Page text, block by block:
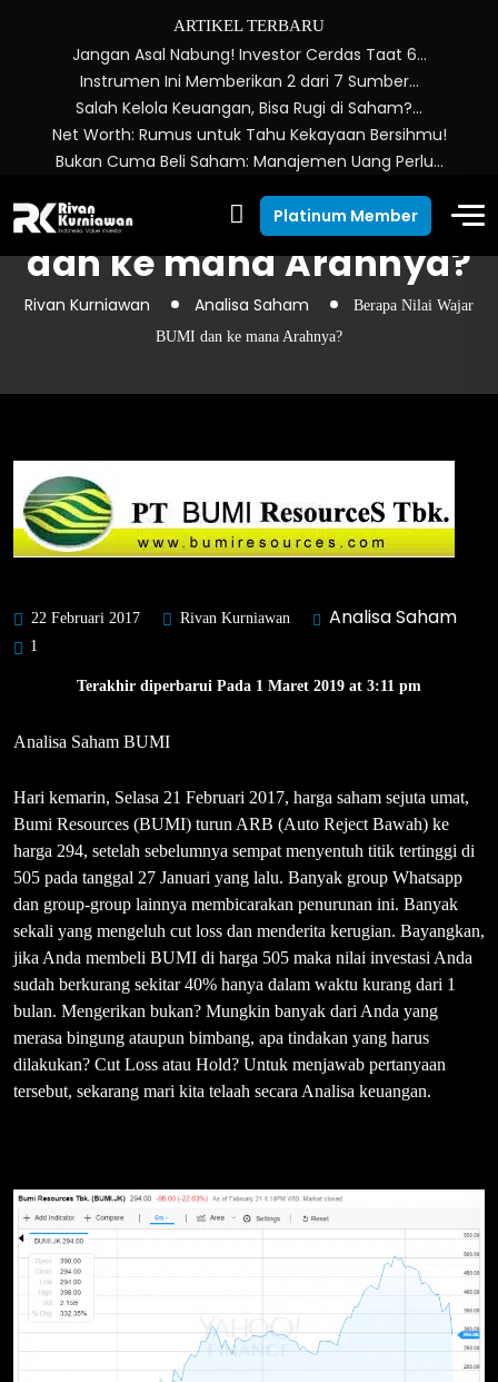
ARTIKEL TERBARU
Jangan Asal Nabung! Investor Cerdas Taat 6…
Instrumen Ini Memberikan 2 dari 7 Sumber…
Salah Kelola Keuangan, Bisa Rugi di Saham?…
Net Worth: Rumus untuk Tahu Kekayaan Bersihmu!
Bukan Cuma Beli Saham: Manajemen Uang Perlu…
Platinum Member
Berapa Nilai Wajar BUMI
dan ke mana Arahnya?
Rivan Kurniawan Analisa Saham
Berapa Nilai Wajar
BUMI dan ke mana Arahnya?
22 Februari 2017 Rivan Kurniawan Analisa Saham
1
Terakhir diperbarui Pada 1 Maret 2019 at 3:11 pm
Analisa Saham BUMI
Hari kemarin, Selasa 21 Februari 2017, harga saham sejuta umat,
Bumi Resources (BUMI) turun ARB (Auto Reject Bawah) ke
harga 294, setelah sebelumnya sempat menyentuh titik tertinggi di
505 pada tanggal 27 Januari yang lalu. Banyak group Whatsapp
dan group-group lainnya membicarakan penurunan ini. Banyak
sekali yang mengeluh cut loss dan menderita kerugian. Bayangkan,
jika Anda membeli BUMI di harga 505 maka nilai investasi Anda
sudah berkurang sekitar 40% hanya dalam waktu kurang dari 1
bulan. Mengerikan bukan? Mungkin banyak dari Anda yang
merasa bingung ataupun bimbang, apa tindakan yang harus
dilakukan? Cut Loss atau Hold? Untuk menjawab pertanyaan
tersebut, sekarang mari kita telaah secara Analisa keuangan.